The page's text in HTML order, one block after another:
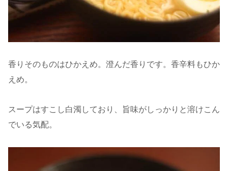
香りそのものはひかえめ。澄んだ香りです。香辛料もひか
えめ。
スープはすこし白濁しており、旨味がしっかりと溶けこん
でいる気配。